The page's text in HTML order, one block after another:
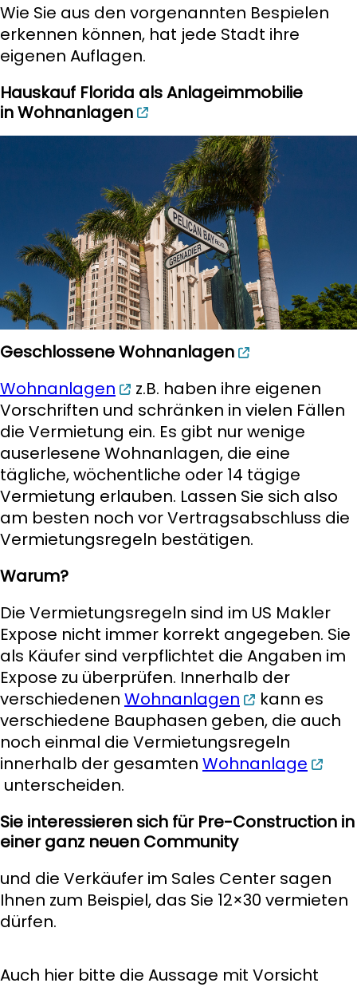
Wie Sie aus den vorgenannten Bespielen
erkennen können, hat jede Stadt ihre
eigenen Auflagen.
Hauskauf Florida als Anlageimmobilie
inWohnanlagen
Geschlossene Wohnanlagen
Wohnanlagen
z.B. haben ihre eigenen
Vorschriften und schränken in vielen Fällen
die Vermietung ein. Es gibt nur wenige
auserlesene Wohnanlagen, die eine
tägliche, wöchentliche oder 14 tägige
Vermietung erlauben. Lassen Sie sich also
am besten noch vor Vertragsabschluss die
Vermietungsregeln bestätigen.
Warum?
Die Vermietungsregeln sind im US Makler
Expose nicht immer korrekt angegeben. Sie
als Käufer sind verpflichtet die Angaben im
Expose zu überprüfen. Innerhalb der
verschiedenen Wohnanlagen
kann es
verschiedene Bauphasen geben, die auch
noch einmal die Vermietungsregeln
innerhalb der gesamten Wohnanlage
unterscheiden.
Sie interessieren sich für Pre-Construction in
einer ganz neuen Community
und die Verkäufer im Sales Center sagen
Ihnen zum Beispiel, das Sie 12×30 vermieten
dürfen.
Auch hier bitte die Aussage mit Vorsicht